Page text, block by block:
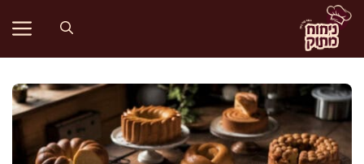
לדלג
לתוכן